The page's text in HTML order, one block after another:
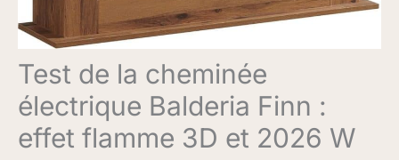
Test de la cheminée
électrique Balderia Finn :
effet flamme 3D et 2026 W